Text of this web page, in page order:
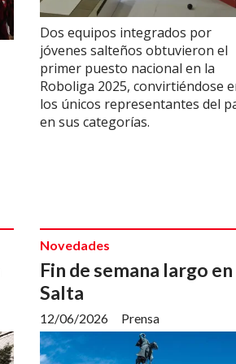
Dos equipos integrados por
jóvenes salteños obtuvieron el
primer puesto nacional en la
Roboliga 2025, convirtiéndose
los únicos representantes del
en sus categorías.
Fin de semana largo en
Salta
Prensa
Novedades
12/06/2026